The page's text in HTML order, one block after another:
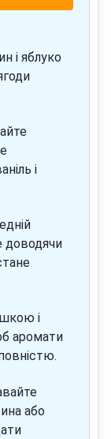
і яблуко
і
доводячи
і
аромати
або